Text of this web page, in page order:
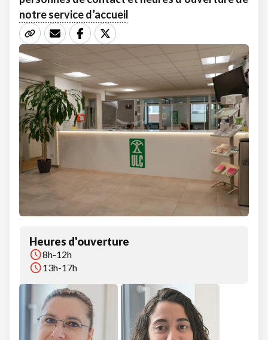
notre service d’accueil
Heures d'ouverture
8h-12h
13h-17h